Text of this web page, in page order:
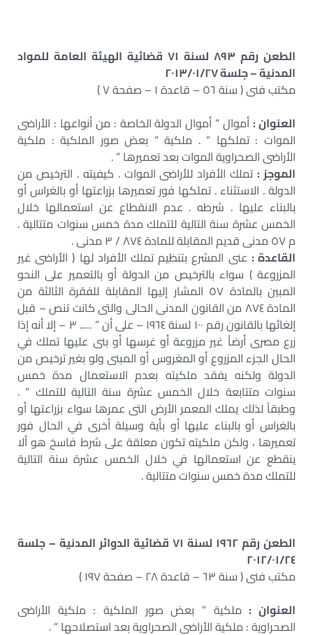
الطعن رقم ٨٩٣ لسنة ٧١ قضائية الهيئة العامة للمواد
المدنية – جلسة ٢٠١٣/٠١/٢٧
مكتب فنى ( سنة ٥٦ – قاعدة ١ – صفحة ٧ )
العنوان :أموال ” أموال الدولة الخاصة : من أنواعها : الأراضى
الموات : تملكها ” . ملكية ” بعض صور الملكية : ملكية
الأراضى الصحراوية الموات بعد تعميرها ” .
الموجز :تملك الأفراد للأراضى الموات . كيفيته . الترخيص من
الدولة . الاستثناء . تملكها فور تعميرها بزراعتها أو بالغراس أو
بالبناء عليها . شرطه . عدم الانقطاع عن استعمالها خلال
الخمس عشرة سنة التالية للتملك مدة خمس سنوات متتالية .
م ٥٧ مدنى قديم المقابلة للمادة ٨٧٤ / ٣ مدنى .
القاعدة : عنى المشرع بتنظيم تملك الأفراد لها ( الأراضى غير
المزروعة ) سواء بالترخيص من الدولة أو بالتعمير على النحو
المبين بالمادة ٥٧ المشار إليها المقابلة للفقرة الثالثة من
المادة ٨٧٤ من القانون المدنى الحالى والتى كانت تنص – قبل
إلغائها بالقانون رقم ١٠٠ لسنة ١٩٦٤ – على أن ” ….. ٣ – إلا أنه إذا
زرع مصرى أرضاً غير مزروعة أو غرسها أو بنى عليها تملك في
الحال الجزء المزروع أو المغروس أو المبنى ولو بغير ترخيص من
الدولة ولكنه يفقد ملكيته بعدم الاستعمال مدة خمس
سنوات متتابعة خلال الخمس عشرة سنة التالية للتملك ” .
وطبقاً لذلك يملك المعمر الأرض التى عمرها سواء بزراعتها أو
بالغراس أو بالبناء عليها أو بأية وسيلة أخرى في الحال فور
تعميرها ، ولكن ملكيته تكون معلقة على شرط فاسخ هو ألا
ينقطع عن استعمالها في خلال الخمس عشرة سنة التالية
للتملك مدة خمس سنوات متتالية .
الطعن رقم ١٩٦٢ لسنة ٧١ قضائية الدوائر المدنية – جلسة
٢٠١٢/٠١/٢٤
مكتب فنى ( سنة ٦٣ – قاعدة ٢٨ – صفحة ١٩٧ )
العنوان :ملكية ” بعض صور الملكية : ملكية الأراضى
الصحراوية : ملكية الأراضى الصحراوية بعد استصلاحها ” .